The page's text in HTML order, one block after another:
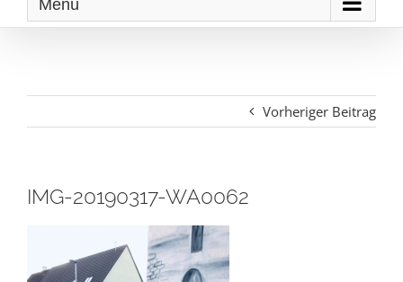
Menü
Vorheriger Beitrag
IMG-20190317-WA0062